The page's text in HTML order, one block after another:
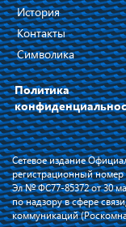
История
Контакты
Символика
Политика
Сетевое издание
регистрационный номер
Эл № ФС77-85372 от 30
по надзору в сфере
коммуникаций